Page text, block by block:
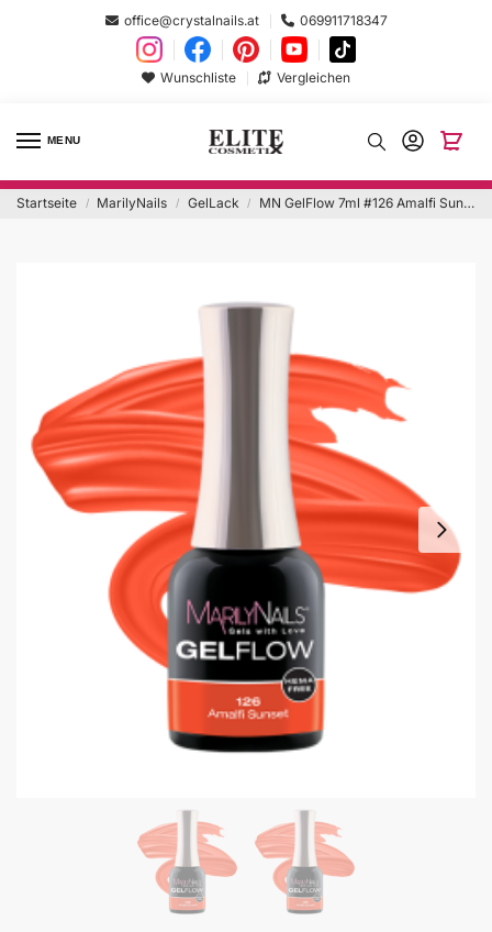
office@crystalnails.at 069911718347
Wunschliste Vergleichen
MENU
Startseite / MarilyNails / GelLack / MN GelFlow 7ml #126 Amalfi Sunset